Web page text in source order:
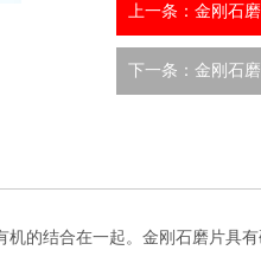
上一条：金刚石
下一条：金刚石
的结合在一起。金刚石磨片